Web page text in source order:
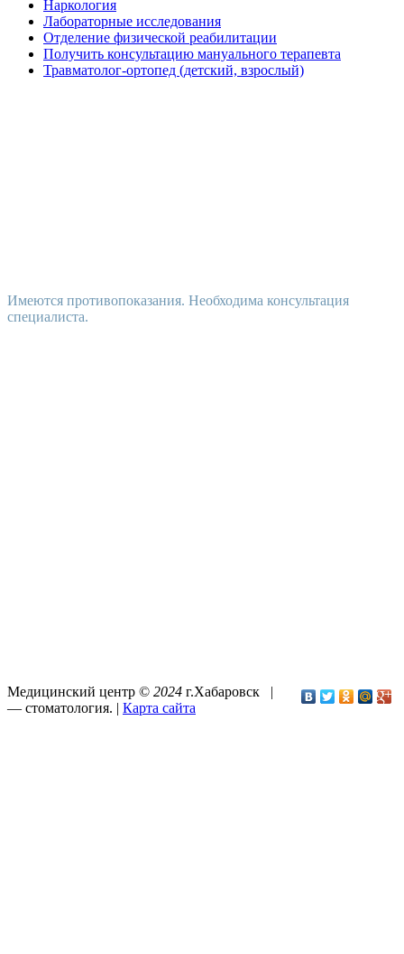
Наркология
Лабораторные исследования
Отделение физической реабилитации
Получить консультацию мануального терапевта
Травматолог-ортопед (детский, взрослый)
Имеются противопоказания. Необходима консультация
специалиста.
Медицинский центр © 2024 г.Хабаровск |
— стоматология. | Карта сайта